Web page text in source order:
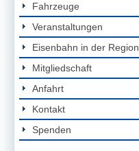
Fahrzeuge
Veranstaltungen
Eisenbahn in der Region
Mitgliedschaft
Anfahrt
Kontakt
Spenden